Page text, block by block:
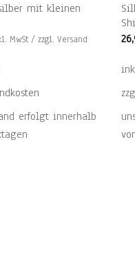
mit kleinen
MwSt / zzgl. Versand
erfolgt innerhalb